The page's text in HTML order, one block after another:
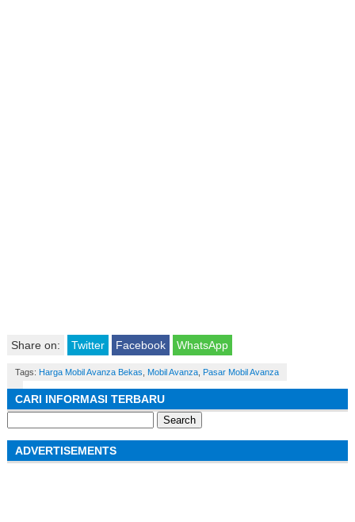
Share on: Twitter Facebook WhatsApp
Tags: Harga Mobil Avanza Bekas Mobil Avanza, Pasar Mobil Avanza
CARI INFORMASI TERBARU
for:
ADVERTISEMENTS